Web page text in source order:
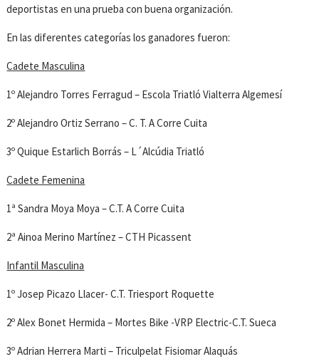
deportistas en una prueba con buena organización.
En las diferentes categorías los ganadores fueron:
Cadete Masculina
1º Alejandro Torres Ferragud – Escola Triatló Vialterra Algemesí
2º Alejandro Ortiz Serrano – C. T. A Corre Cuita
3º Quique Estarlich Borrás – L´Alcúdia Triatló
Cadete Femenina
1ª Sandra Moya Moya – C.T. A Corre Cuita
2ª Ainoa Merino Martínez – CTH Picassent
Infantil Masculina
1º Josep Picazo Llacer- C.T. Triesport Roquette
2º Alex Bonet Hermida – Mortes Bike -VRP Electric-C.T. Sueca
3º Adrian Herrera Marti – Triculpelat Fisiomar Alaquás